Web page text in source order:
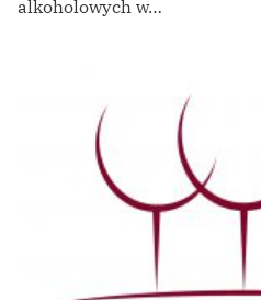
alkoholowych w…